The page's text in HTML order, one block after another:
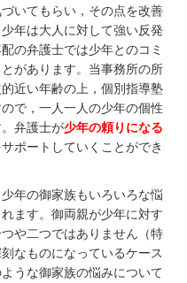
いてもらい，その点を改善
年は大人に対して強い反発
の弁護士では少年とのコミ
があります。当事務所の所
近い年齢の上，個別指導塾
で，一人一人の少年の個性
弁護士が少年の頼りになる
ポートしていくことができ
年の御家族もいろいろな悩
ます。御両親が少年に対す
や二つではありません（特
なものになっているケース
うな御家族の悩みについて